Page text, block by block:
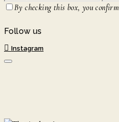
By checking this box, you
Follow us
Instagram